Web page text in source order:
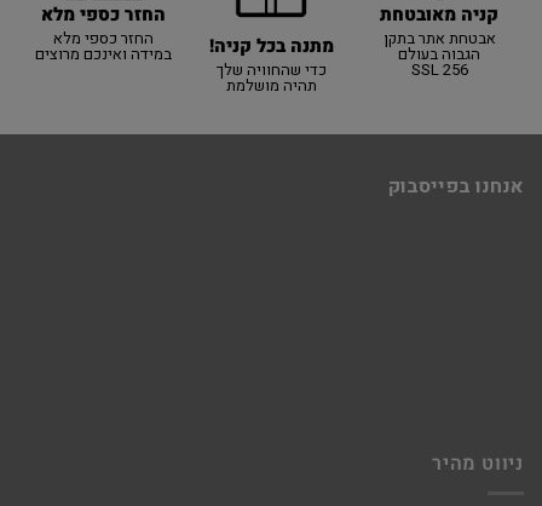
קניה מאובטחת
אבטחת אתר בתקן
הגבוה בעולם
SSL 256
מתנה בכל קניה!
כדי שהחוויה שלך
תהיה מושלמת
החזר כספי מלא
החזר כספי מלא
במידה ואינכם מרוצים
אנחנו בפייסבוק
ניווט מהיר